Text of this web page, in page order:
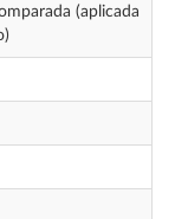
(aplicada